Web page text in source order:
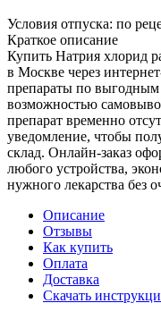
Условия отпуска: по
Краткое описание
Купить Натрия хлорид
в Москве через
препараты по выгодным
возможностью
препарат временно
уведомление, чтобы
склад. Онлайн-заказ
любого устройства,
нужного лекарства без
Описание
Отзывы
Как купить
Оплата
Доставка
Скачать